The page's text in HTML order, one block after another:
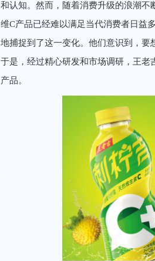
和认知。然而，随着消费升级的浪潮不
维C产品已经难以满足当代消费者日益
地捕捉到了这一变化。他们意识到，要
于是，经过精心研发和市场调研，王
产品。